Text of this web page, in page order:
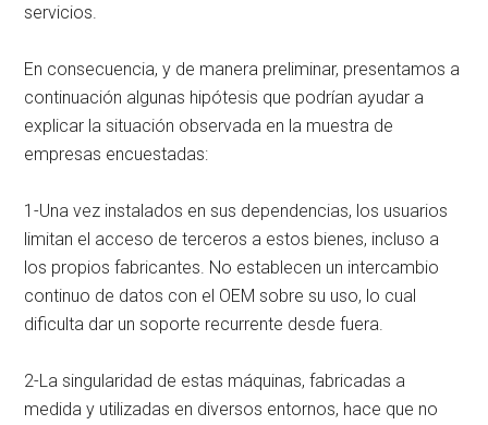
servicios.
En consecuencia, y de manera preliminar, presentamos a
continuación algunas hipótesis que podrían ayudar a
explicar la situación observada en la muestra de
empresas encuestadas:
1-Una vez instalados en sus dependencias, los usuarios
limitan el acceso de terceros a estos bienes, incluso a
los propios fabricantes. No establecen un intercambio
continuo de datos con el OEM sobre su uso, lo cual
dificulta dar un soporte recurrente desde fuera.
2-La singularidad de estas máquinas, fabricadas a
medida y utilizadas en diversos entornos, hace que no